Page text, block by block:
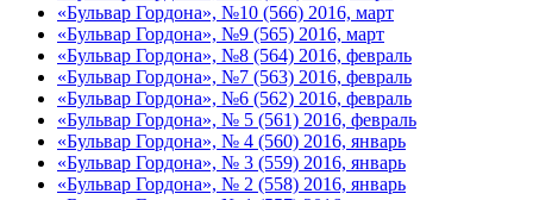
«Бульвар Гордона», №10 (566) 2016, март
«Бульвар Гордона», №9 (565) 2016, март
«Бульвар Гордона», №8 (564) 2016, февраль
«Бульвар Гордона», №7 (563) 2016, февраль
«Бульвар Гордона», №6 (562) 2016, февраль
«Бульвар Гордона», № 5 (561) 2016, февраль
«Бульвар Гордона», № 4 (560) 2016, январь
«Бульвар Гордона», № 3 (559) 2016, январь
«Бульвар Гордона», № 2 (558) 2016, январь